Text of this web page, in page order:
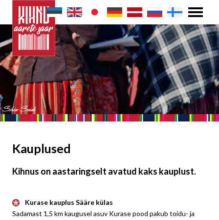
Kauplused
Kihnus on aastaringselt avatud kaks kauplust.
Kurase kauplus Sääre külas
​Sadamast 1,5 km kaugusel asuv Kurase pood pakub toidu- ja